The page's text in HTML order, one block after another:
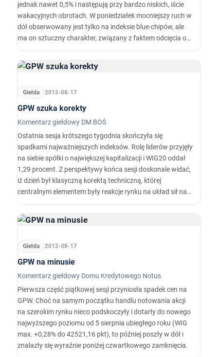
jednak nawet 0,5% i następują przy bardzo niskich, iście
wakacyjnych obrotach. W poniedziałek mocniejszy ruch w
dół obserwowany jest tylko na indeksie blue-chipów, ale
ma on sztuczny charakter, związany z faktem odcięcia od
Giełda 2012-08-17
GPW szuka korekty
Komentarz giełdowy DM BOŚ
Ostatnia sesja krótszego tygodnia skończyła się
spadkami najważniejszych indeksów. Rolę liderów przyjęły
na siebie spółki o największej kapitalizacji i WIG20 oddał
1,29 procent. Z perspektywy końca sesji doskonale widać,
iż dzień był klasyczną korektą techniczną, której
centralnym elementem były reakcje rynku na układ sił na
Giełda 2012-08-17
GPW na minusie
Komentarz giełdowy Domu Kredytowego Notus
Pierwsza część piątkowej sesji przyniosła spadek cen na
GPW. Choć na samym początku handlu notowania akcji
na szerokim rynku nieco podskoczyły i dotarły do nowego
najwyższego poziomu od 5 sierpnia ubiegłego roku (WIG
max. +0,28% do 42521,16 pkt), to później poszły w dół i
znalazły się wyraźnie poniżej czwartkowego zamknięcia.